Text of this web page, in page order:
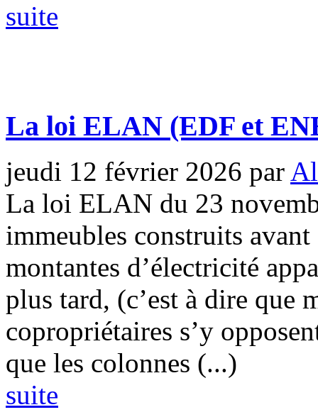
suite
La loi ELAN (EDF et
jeudi 12 février 2026 par
La loi ELAN du 23
immeubles construits
montantes d’électricité
plus tard, (c’est à dire que
copropriétaires s’y
que les colonnes (...)
suite